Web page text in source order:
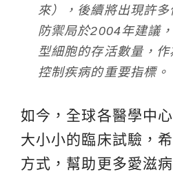
來），後續將出現許
防禦局於2004年建議
型細胞的存活數量，
控制疾病的重要指標。
如今，全球各醫學中
大小小的臨床試驗，
方式，幫助更多愛滋